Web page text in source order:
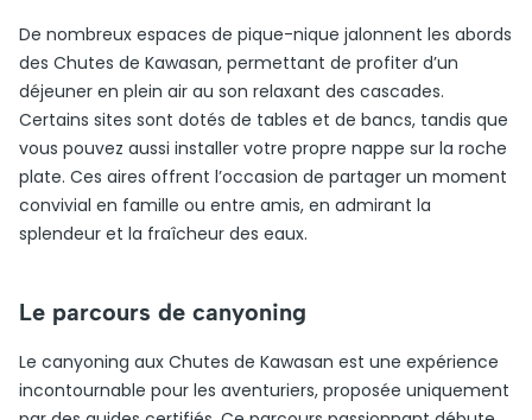
De nombreux espaces de pique-nique jalonnent les abords
des Chutes de Kawasan, permettant de profiter d’un
déjeuner en plein air au son relaxant des cascades.
Certains sites sont dotés de tables et de bancs, tandis que
vous pouvez aussi installer votre propre nappe sur la roche
plate. Ces aires offrent l’occasion de partager un moment
convivial en famille ou entre amis, en admirant la
splendeur et la fraîcheur des eaux.
Le parcours de canyoning
Le canyoning aux Chutes de Kawasan est une expérience
incontournable pour les aventuriers, proposée uniquement